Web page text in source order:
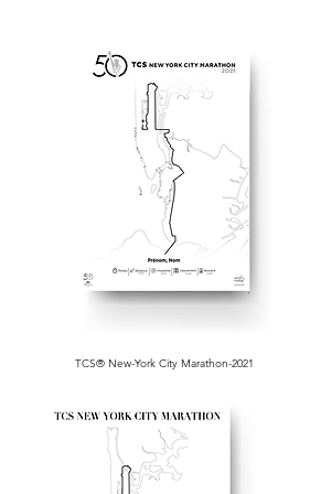
TCS® New-York City Marathon-2021